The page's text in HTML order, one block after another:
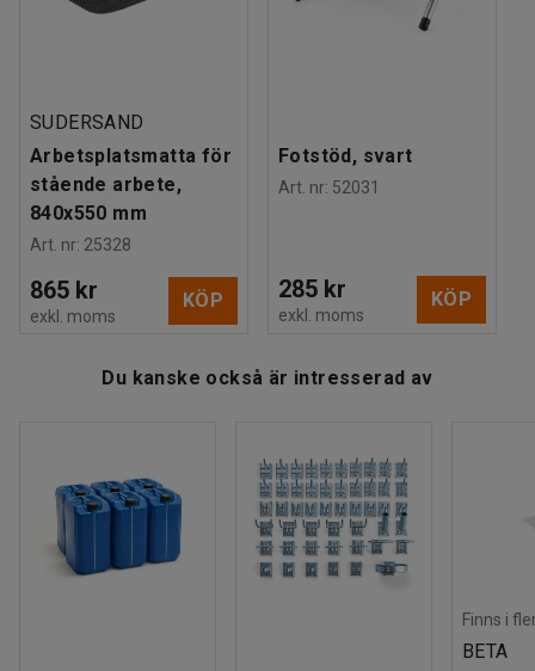
SUDERSAND
Arbetsplatsmatta för
stående arbete,
840x550 mm
Art. nr: 25328
865 kr
exkl. moms
KÖP
Fotstöd, svart
Art. nr: 52031
285 kr
exkl. moms
KÖP
Du kanske också är intresserad av
Finns i
BETA